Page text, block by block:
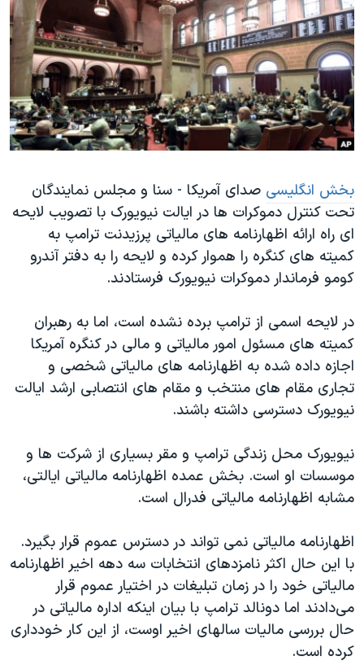
فرهنگ و زندگی
حقوق شهروندی
اقتصادی
علم و فناوری
اسرائیل در جنگ
آرشیو پخش زنده
مستندها
انتخابات ریاست جمهوری آمریکا ۲۰۲۴
حمله جمهوری اسلامی به اسرائیل
رمز مهسا
ورزش زنان در ایران
مجموعه مستندهای دادخواهی
تریبونال مردمی آبان ۹۸
دادگاه حمید نوری
چهل سال گروگان‌گیری
اعتراضات مردمی آبان ۹۸
اسرائیل در جنگ
نرگس محمدی برنده جایزه نوبل صلح
صفحه‌های ویژه
سفر پرزیدنت ترامپ به چین
دنبال کنید
زبانهای مختلف
بخش انگلیسی صدای آمریکا - سنا و مجلس نمایندگان
تحت کنترل دموکرات ها در ایالت نیویورک با تصویب لایحه
ای راه ارائه اظهارنامه های مالیاتی پرزیدنت ترامپ به
کمیته های کنگره را هموار کرده و لایحه را به دفتر آندرو
کومو فرماندار دموکرات نیویورک فرستادند.
در لایحه اسمی از ترامپ برده نشده است، اما به رهبران
کمیته های مسئول امور مالیاتی و مالی در کنگره آمریکا
اجازه داده شده به اظهارنامه های مالیاتی شخصی و
تجاری مقام های منتخب و مقام های انتصابی ارشد ایالت
نیویورک دسترسی داشته باشند.
نیویورک محل زندگی ترامپ و مقر بسیاری از شرکت ها و
موسسات او است. بخش عمده اظهارنامه مالیاتی ایالتی،
مشابه اظهارنامه مالیاتی فدرال است.
اظهارنامه مالیاتی نمی تواند در دسترس عموم قرار بگیرد.
با این حال اکثر نامزدهای انتخابات سه دهه اخیر اظهارنامه
مالیاتی خود را در زمان تبلیغات در اختیار عموم قرار
می‌دادند اما دونالد ترامپ با بیان اینکه اداره مالیاتی در
حال بررسی مالیات سالهای اخیر اوست، از این کار خودداری
کرده است.